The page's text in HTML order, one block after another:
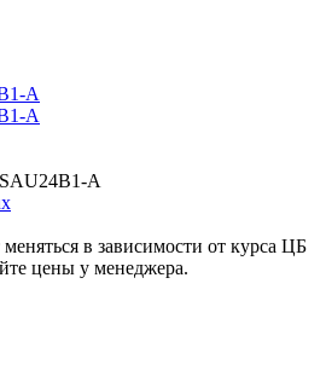
A
в зависимости от курса ЦБ
цены у менеджера.